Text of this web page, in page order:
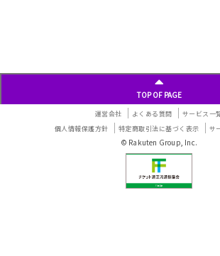
TOP OF PAGE
運営会社 よくある質問
サービス一
個人情報保護方針
特定商取引法に基づく表示 サ
© Rakuten Group, Inc.